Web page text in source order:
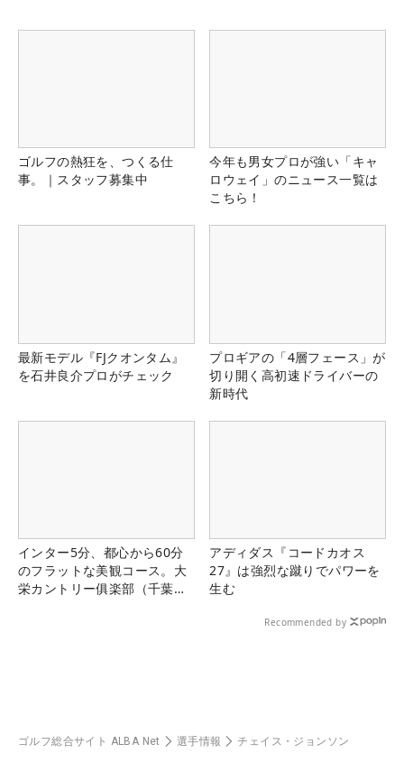
ゴルフの熱狂を、つくる仕
事。｜スタッフ募集中
今年も男女プロが強い「キャ
ロウェイ」のニュース一覧は
こちら！
最新モデル『FJクオンタム』
を石井良介プロがチェック
プロギアの「4層フェース」が
切り開く高初速ドライバーの
新時代
インター5分、都心から60分
のフラットな美観コース。大
栄カントリー俱楽部（千葉
アディダス『コードカオス
27』は強烈な蹴りでパワーを
生む
Recommended by
ゴルフ総合サイト ALBA Net 選手情報 チェイス・ジョンソン